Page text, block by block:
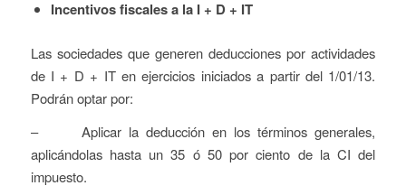
Incentivos fiscales a la I + D + IT
Las sociedades que generen deducciones por actividades
de I + D + IT en ejercicios iniciados a partir del 1/01/13.
Podrán optar por:
– Aplicar la deducción en los términos generales,
aplicándolas hasta un 35 ó 50 por ciento de la CI del
impuesto.